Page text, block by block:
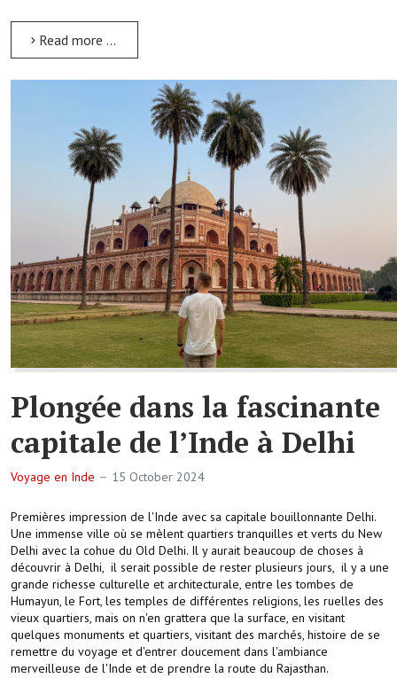
Read more …
Plongée dans la fascinante
capitale de l’Inde à Delhi
Voyage en Inde 15 October 2024
Premières impression de l'Inde avec sa capitale bouillonnante Delhi.
Une immense ville où se mèlent quartiers tranquilles et verts du New
Delhi avec la cohue du Old Delhi. Il y aurait beaucoup de choses à
découvrir à Delhi, il serait possible de rester plusieurs jours, il y a une
grande richesse culturelle et architecturale, entre les tombes de
Humayun, le Fort, les temples de différentes religions, les ruelles des
vieux quartiers, mais on n'en grattera que la surface, en visitant
quelques monuments et quartiers, visitant des marchés, histoire de se
remettre du voyage et d'entrer doucement dans l'ambiance
merveilleuse de l'Inde et de prendre la route du Rajasthan.